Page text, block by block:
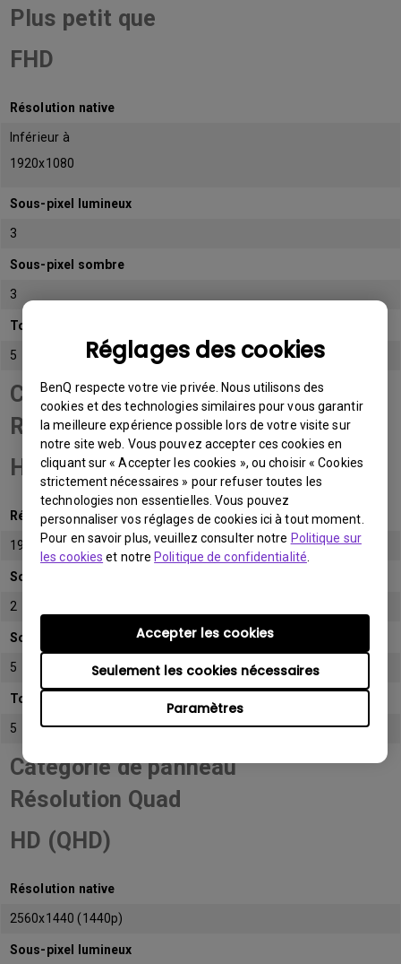
Réglages des cookies
BenQ respecte votre vie privée. Nous utilisons des
cookies et des technologies similaires pour vous garantir
la meilleure expérience possible lors de votre visite sur
notre site web. Vous pouvez accepter ces cookies en
cliquant sur « Accepter les cookies », ou choisir « Cookies
strictement nécessaires » pour refuser toutes les
technologies non essentielles. Vous pouvez
personnaliser vos réglages de cookies ici à tout moment.
Pour en savoir plus, veuillez consulter notre Politique sur
les cookies et notrePolitique de confidentialité
Paramètres
Seulement les cookies nécessaires
Accepter les cookies
Plus petit que
FHD
Résolution native
Inférieur à
1920x1080
Sous-pixel lumineux
3
Sous-pixel sombre
3
Total de sous-pixels admissibles
5
Catégorie de panneau
Résolution Full
HD (FHD)
Résolution native
1920x1080 (1080p)
Sous-pixel lumineux
2
Sous-pixel sombre
5
Total de sous-pixels admissibles
5
Catégorie de panneau
Résolution Quad
HD (QHD)
Résolution native
2560x1440 (1440p)
Sous-pixel lumineux